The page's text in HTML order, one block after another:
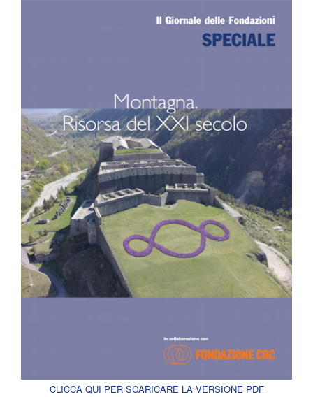
CLICCA QUI PER SCARICARE LA VERSIONE PDF